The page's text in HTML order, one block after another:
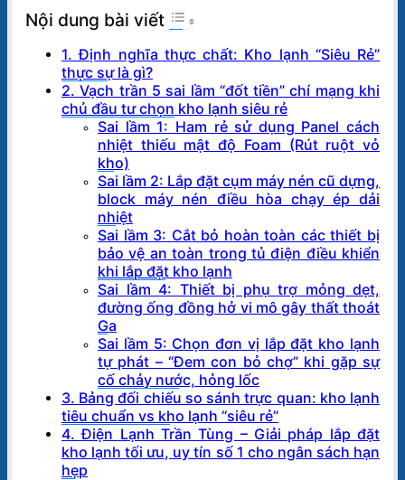
Nội dung bài viết
1. Định nghĩa thực chất: Kho lạnh “Siêu Rẻ”
thực sự là gì?
2. Vạch trần 5 sai lầm “đốt tiền” chí mạng khi
chủ đầu tư chọn kho lạnh siêu rẻ
Sai lầm 1: Ham rẻ sử dụng Panel cách
nhiệt thiếu mật độ Foam (Rút ruột vỏ
kho)
Sai lầm 2: Lắp đặt cụm máy nén cũ dựng,
block máy nén điều hòa chạy ép dải
nhiệt
Sai lầm 3: Cắt bỏ hoàn toàn các thiết bị
bảo vệ an toàn trong tủ điện điều khiển
khi lắp đặt kho lạnh
Sai lầm 4: Thiết bị phụ trợ mỏng dẹt,
đường ống đồng hở vi mô gây thất thoát
Ga
Sai lầm 5: Chọn đơn vị lắp đặt kho lạnh
tự phát – “Đem con bỏ chợ” khi gặp sự
cố chảy nước, hỏng lốc
3. Bảng đối chiếu so sánh trực quan: kho lạnh
tiêu chuẩn vs kho lạnh “siêu rẻ”
4. Điện Lạnh Trần Tùng – Giải pháp lắp đặt
kho lạnh tối ưu, uy tín số 1 cho ngân sách hạn
hẹp